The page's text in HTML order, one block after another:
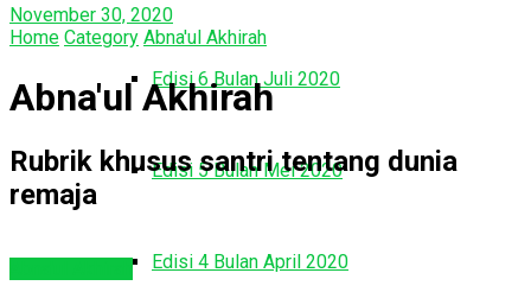
Edisi 6 Bulan Juli 2020
Edisi 5 Bulan Mei 2020
Edisi 4 Bulan April 2020
November 30, 2020
Home Category Abna'ul Akhirah
Abna'ul Akhirah
Rubrik khusus santri tentang dunia
remaja